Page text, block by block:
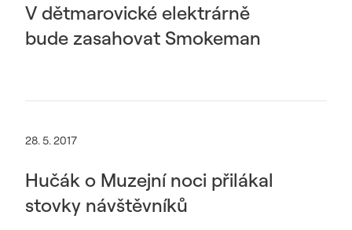
V dětmarovické elektrárně
bude zasahovat Smokeman
28. 5. 2017
Hučák o Muzejní noci přilákal
stovky návštěvníků